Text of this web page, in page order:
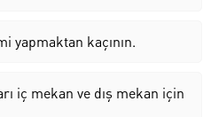
yapmaktan kaçının.
iç mekan ve dış mekan için